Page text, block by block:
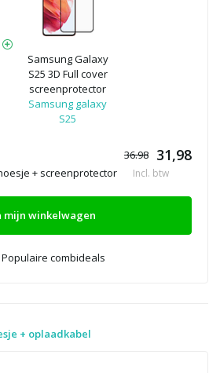
Samsung Galaxy
S25 3D Full cover
screenprotector
Samsung galaxy
S25
36.98 31,98
+ screenprotector Incl. btw
mijn winkelwagen
Populaire combideals
+ oplaadkabel